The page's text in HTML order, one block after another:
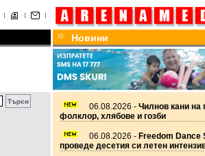
Новини
06.08.2026 - Чилнов кани на
фолклор, хлябове и гозби
06.08.2026 - Freedom Dance
проведе десетия си летен